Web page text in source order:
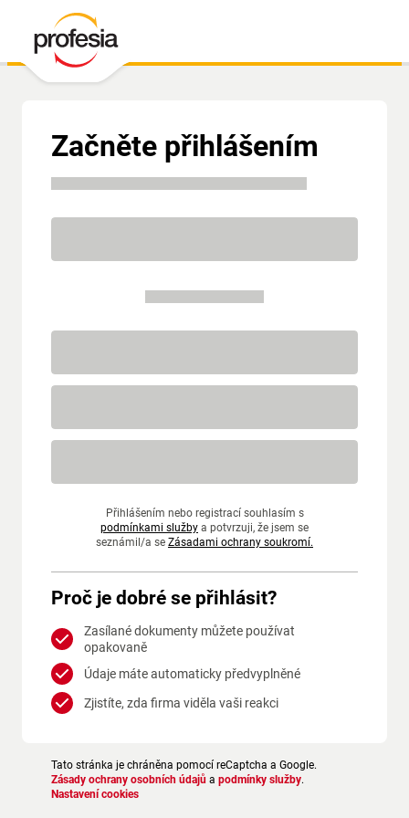
Začněte přihlášením
Přihlášením nebo registrací souhlasím s
podmínkami služby a potvrzuji, že jsem se
seznámil/a se Zásadami ochrany soukromí.
Proč je dobré se přihlásit?
Zasílané dokumenty můžete používat
opakovaně
Údaje máte automaticky předvyplněné
Zjistíte, zda firma viděla vaši reakci
Tato stránka je chráněna pomocí reCaptcha a Google.
Zásady ochrany osobních údajů a podmínky služby.
Nastavení cookies